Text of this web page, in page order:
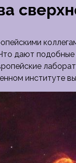
дают
институте